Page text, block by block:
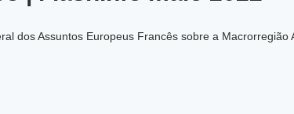
dos Assuntos Europeus Francês sobre a Macrorregião